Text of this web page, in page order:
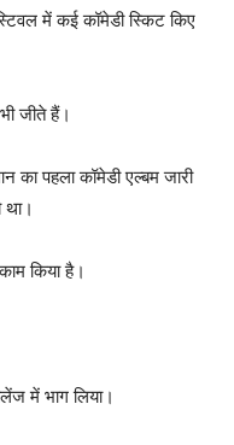
में कई कॉमेडी स्किट किए
जीते हैं।
पहला कॉमेडी एल्बम जारी
था।
किया है।
में भाग लिया।